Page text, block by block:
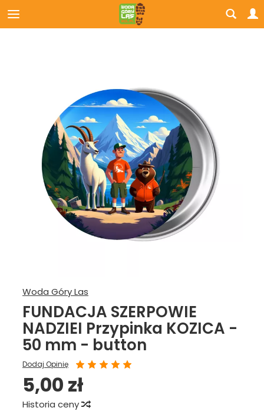
Woda Góry Las
FUNDACJA SZERPOWIE
NADZIEI Przypinka KOZICA -
50 mm - button
Dodaj Opinię
5,00 zł
Historia ceny